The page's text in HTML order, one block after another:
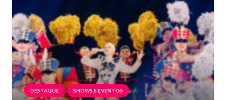
DESTAQUE SHOWS E EVENTOS